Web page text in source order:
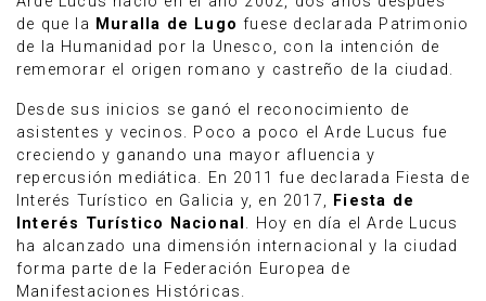
de que la Muralla de Lugo fuese declarada Patrimonio
de la Humanidad por la Unesco, con la intención de
rememorar el origen romano y castreño de la ciudad.
Desde sus inicios se ganó el reconocimiento de
asistentes y vecinos. Poco a poco el Arde Lucus fue
creciendo y ganando una mayor afluencia y
repercusión mediática. En 2011 fue declarada Fiesta de
Interés Turístico en Galicia y, en 2017, Fiesta de
Interés Turístico Nacional . Hoy en día el Arde Lucus
ha alcanzado una dimensión internacional y la ciudad
forma parte de la Federación Europea de
Manifestaciones Históricas.